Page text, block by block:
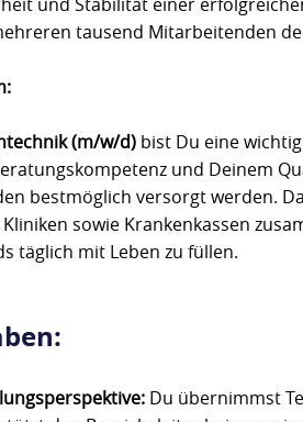
tausend Mitarbeitenden
(m/w/d) bist Du eine
und Deinem
bestmöglich versorgt werden.
sowie Krankenkassen
täglich mit Leben zu füllen.
Du übernimmst